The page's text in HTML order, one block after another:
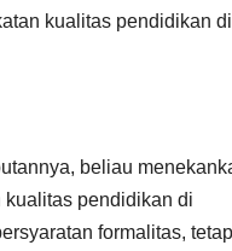
kualitas pendidikan di
beliau
pendidikan di
formalitas,